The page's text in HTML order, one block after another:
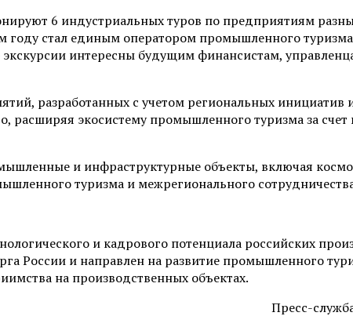
6 индустриальных туров по предприятиям
стал единым оператором промышленного туризма
интересны будущим финансистам,
разработанных с учетом региональных инициатив
расширяя экосистему промышленного туризма за
и инфраструктурные объекты, включая
туризма и межрегионального
и кадрового потенциала российских
России и направлен на развитие промышленного
на производственных объектах.
Пресс-